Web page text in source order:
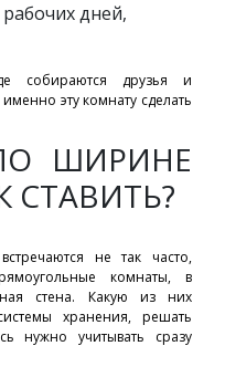
дней,
собираются друзья и
эту комнату сделать
ШИРИНЕ
СТАВИТЬ?
не так часто,
комнаты, в
стена. Какую из них
хранения, решать
нужно учитывать сразу